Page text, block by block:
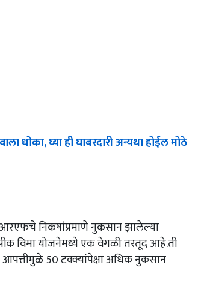
धोका,घ्याहीघाबरदारीअन्यथाहोईलमोठे
निकषांप्रमाणे नुकसान झालेल्या
विमा योजनेमध्ये एक वेगळी तरतूद आहे.ती
आपत्तीमुळे 50 टक्क्यांपेक्षा अधिक नुकसान